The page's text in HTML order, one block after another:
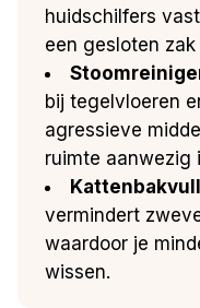
huidschilfers
een gesloten
bij tegelvloeren
agressieve
ruimte aanwezig
vermindert
waardoor je
wissen.